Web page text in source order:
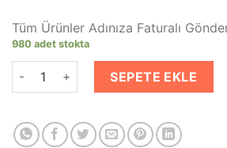
Tüm Ürünler Adınıza Faturalı
980 adet stokta
LIQUI MOLY 5W-30 TOP TEC 4200
SEPETE EKLE